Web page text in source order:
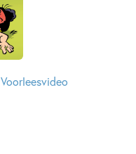
Voorleesvideo